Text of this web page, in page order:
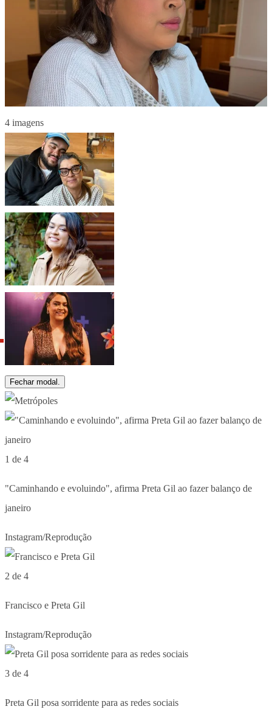
4 imagens
Fechar modal.
1 de 4
"Caminhando e evoluindo", afirma Preta Gil ao fazer balanço de
janeiro
Instagram/Reprodução
2 de 4
Francisco e Preta Gil
Instagram/Reprodução
3 de 4
Preta Gil posa sorridente para as redes sociais